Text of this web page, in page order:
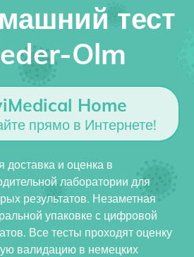
тест
Olm
Home
прямо в Интернете!
доставка и оценка в
лаборатории для
результатов. Незаметная
упаковке с цифровой
Все тесты проходят оценку
валидацию в немецких